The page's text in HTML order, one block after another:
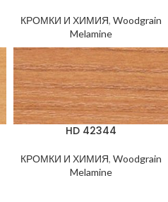
КРОМКИ И ХИМИЯ, Woodgrain
Melamine
HD 42344
КРОМКИ И ХИМИЯ, Woodgrain
Melamine